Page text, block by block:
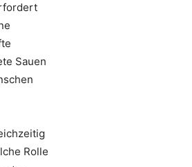
Sauen
Rolle